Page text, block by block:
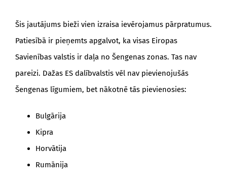
Šis jautājums bieži vien izraisa ievērojamus pārpratumus.
Patiesībā ir pieņemts apgalvot, ka visas Eiropas
Savienības valstis ir daļa no Šengenas zonas. Tas nav
pareizi. Dažas ES dalībvalstis vēl nav pievienojušās
Šengenas līgumiem, bet nākotnē tās pievienosies:
Bulgārija
Kipra
Horvātija
Rumānija